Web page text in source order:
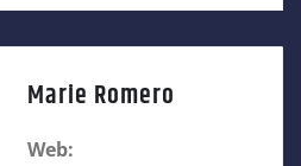
Marie Romero
Web: